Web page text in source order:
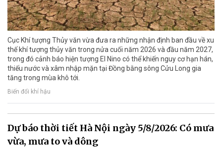
Cục Khí tượng Thủy văn vừa đưa ra những nhận định ban đầu về xu
thế khí tượng thủy văn trong nửa cuối năm 2026 và đầu năm 2027,
trong đó cảnh báo hiện tượng El Nino có thể khiến nguy cơ hạn hán,
thiếu nước và xâm nhập mặn tại Đồng bằng sông Cửu Long gia
tăng trong mùa khô tới.
Biến đổi khí hậu
Dự báo thời tiết Hà Nội ngày 5/8/2026: Có mưa
vừa, mưa to và dông